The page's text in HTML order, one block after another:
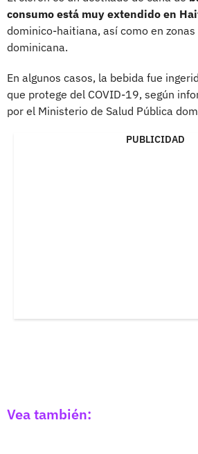
consumo está muy extendido en
dominico-haitiana, así como en
dominicana.
En algunos casos, la bebida fue
que protege del COVID-19, según
por el Ministerio de Salud Pública
PUBLICIDAD
Vea también: